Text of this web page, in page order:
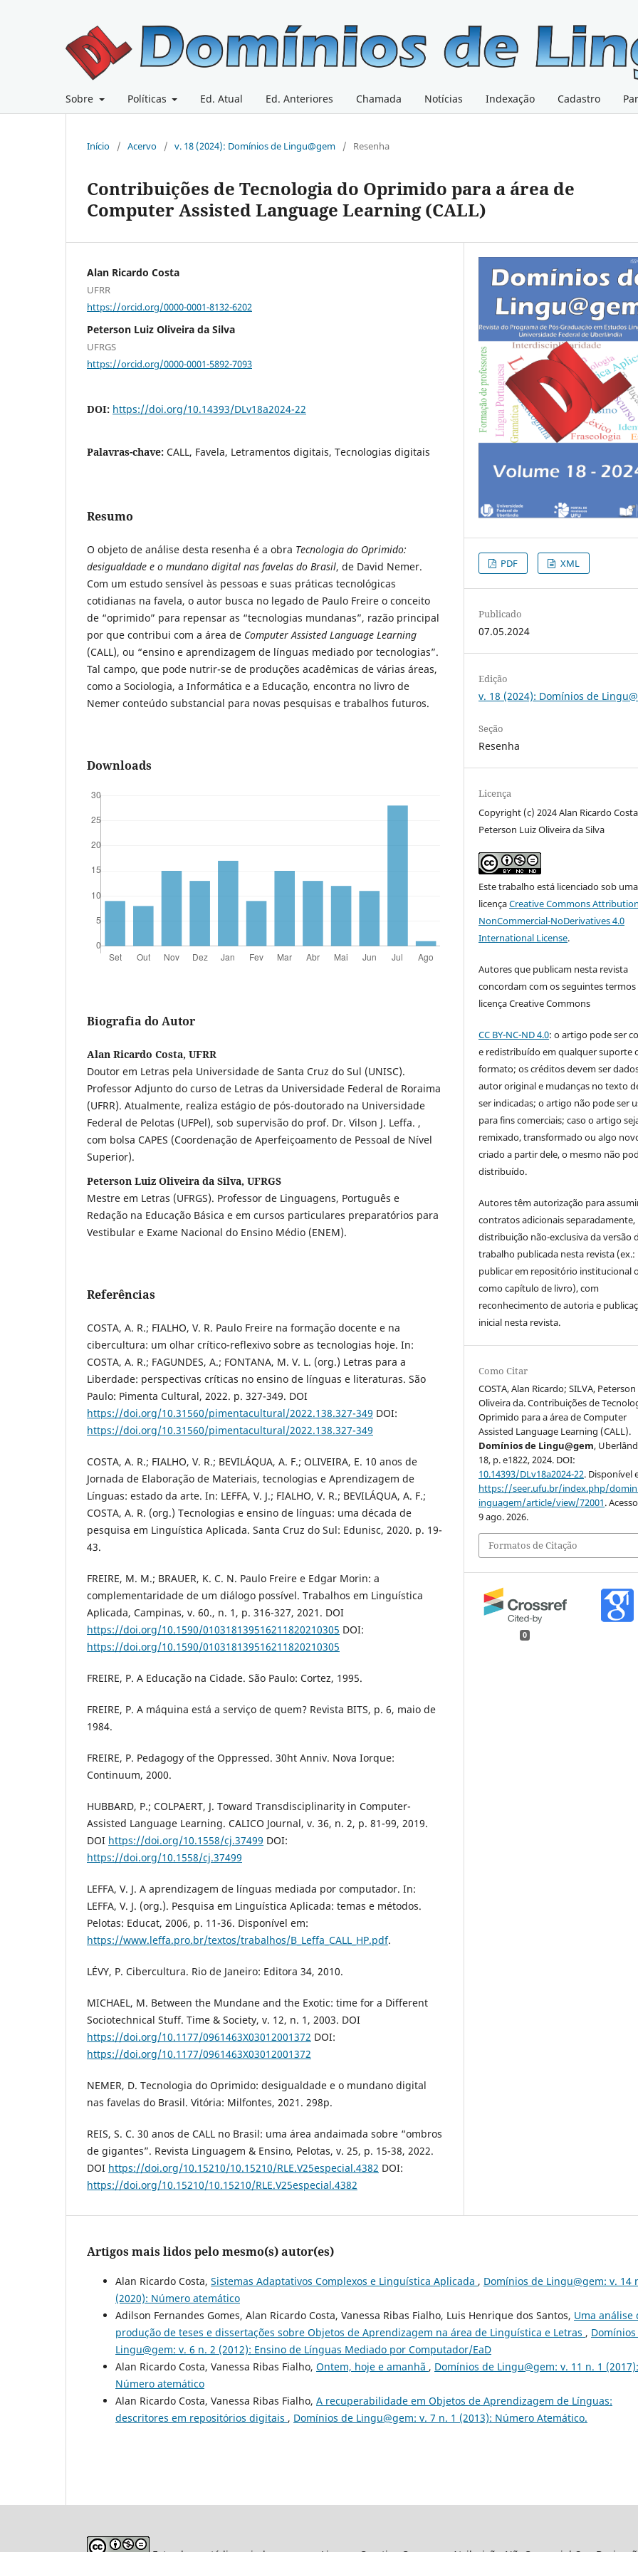
Sobre Políticas Ed. Atual Ed. Anteriores Chamada Notícias Indexação Cadastro
Início / Acervo / v. 18 (2024): Domínios de Lingu@gem / Resenha
Contribuições de Tecnologia do Oprimido para a área de
Computer Assisted Language Learning (CALL)
Alan Ricardo Costa
UFRR
https://orcid.org/0000-0001-8132-6202
Peterson Luiz Oliveira da Silva
UFRGS
https://orcid.org/0000-0001-5892-7093
DOI: https://doi.org/10.14393/DLv18a2024-22
Palavras-chave: CALL, Favela, Letramentos digitais, Tecnologias digitais
Resumo
O objeto de análise desta resenha é a obra Tecnologia do Oprimido:
desigualdade e o mundano digital nas favelas do Brasil, de David Nemer.
Com um estudo sensível às pessoas e suas práticas tecnológicas
cotidianas na favela, o autor busca no legado de Paulo Freire o conceito
de “oprimido” para repensar as “tecnologias mundanas”, razão principal
por que contribui com a área de Computer Assisted Language Learning
(CALL), ou “ensino e aprendizagem de línguas mediado por tecnologias”.
Tal campo, que pode nutrir-se de produções acadêmicas de várias áreas,
como a Sociologia, a Informática e a Educação, encontra no livro de
Nemer conteúdo substancial para novas pesquisas e trabalhos futuros.
Downloads
Biografia do Autor
Alan Ricardo Costa, UFRR
Doutor em Letras pela Universidade de Santa Cruz do Sul (UNISC).
Professor Adjunto do curso de Letras da Universidade Federal de Roraima
(UFRR). Atualmente, realiza estágio de pós-doutorado na Universidade
Federal de Pelotas (UFPel), sob supervisão do prof. Dr. Vilson J. Leffa. ,
com bolsa CAPES (Coordenação de Aperfeiçoamento de Pessoal de Nível
Superior).
Peterson Luiz Oliveira da Silva, UFRGS
Mestre em Letras (UFRGS). Professor de Linguagens, Português e
Redação na Educação Básica e em cursos particulares preparatórios para
Vestibular e Exame Nacional do Ensino Médio (ENEM).
Referências
COSTA, A. R.; FIALHO, V. R. Paulo Freire na formação docente e na
cibercultura: um olhar crítico-reflexivo sobre as tecnologias hoje. In:
COSTA, A. R.; FAGUNDES, A.; FONTANA, M. V. L. (org.) Letras para a
Liberdade: perspectivas críticas no ensino de línguas e literaturas. São
Paulo: Pimenta Cultural, 2022. p. 327-349. DOI
https://doi.org/10.31560/pimentacultural/2022.138.327-349 DOI:
https://doi.org/10.31560/pimentacultural/2022.138.327-349
COSTA, A. R.; FIALHO, V. R.; BEVILÁQUA, A. F.; OLIVEIRA, E. 10 anos de
Jornada de Elaboração de Materiais, tecnologias e Aprendizagem de
Línguas: estado da arte. In: LEFFA, V. J.; FIALHO, V. R.; BEVILÁQUA, A. F.;
COSTA, A. R. (org.) Tecnologias e ensino de línguas: uma década de
pesquisa em Linguística Aplicada. Santa Cruz do Sul: Edunisc, 2020. p. 19-
43.
FREIRE, M. M.; BRAUER, K. C. N. Paulo Freire e Edgar Morin: a
complementaridade de um diálogo possível. Trabalhos em Linguística
Aplicada, Campinas, v. 60., n. 1, p. 316-327, 2021. DOI
https://doi.org/10.1590/010318139516211820210305 DOI:
https://doi.org/10.1590/010318139516211820210305
FREIRE, P. A Educação na Cidade. São Paulo: Cortez, 1995.
FREIRE, P. A máquina está a serviço de quem? Revista BITS, p. 6, maio de
1984.
FREIRE, P. Pedagogy of the Oppressed. 30ht Anniv. Nova Iorque:
Continuum, 2000.
HUBBARD, P.; COLPAERT, J. Toward Transdisciplinarity in Computer-
Assisted Language Learning. CALICO Journal, v. 36, n. 2, p. 81-99, 2019.
DOI https://doi.org/10.1558/cj.37499 DOI:
https://doi.org/10.1558/cj.37499
LEFFA, V. J. A aprendizagem de línguas mediada por computador. In:
LEFFA, V. J. (org.). Pesquisa em Linguística Aplicada: temas e métodos.
Pelotas: Educat, 2006, p. 11-36. Disponível em:
https://www.leffa.pro.br/textos/trabalhos/B_Leffa_CALL_HP.pdf.
LÉVY, P. Cibercultura. Rio de Janeiro: Editora 34, 2010.
MICHAEL, M. Between the Mundane and the Exotic: time for a Different
Sociotechnical Stuff. Time & Society, v. 12, n. 1, 2003. DOI
https://doi.org/10.1177/0961463X03012001372 DOI:
https://doi.org/10.1177/0961463X03012001372
NEMER, D. Tecnologia do Oprimido: desigualdade e o mundano digital
nas favelas do Brasil. Vitória: Milfontes, 2021. 298p.
REIS, S. C. 30 anos de CALL no Brasil: uma área andaimada sobre “ombros
de gigantes”. Revista Linguagem & Ensino, Pelotas, v. 25, p. 15-38, 2022.
DOI https://doi.org/10.15210/10.15210/RLE.V25especial.4382 DOI:
https://doi.org/10.15210/10.15210/RLE.V25especial.4382
PDF XML
Publicado
07.05.2024
Edição
v. 18 (2024): Domínios de
Seção
Resenha
Licença
Copyright (c) 2024 Alan Ricardo
Peterson Luiz Oliveira da Silva
Este trabalho está licenciado sob uma
licençaCreative Commons
NonCommercial-NoDerivatives 4.0
International License.
Autores que publicam nesta revista
concordam com os seguintes termos
licença Creative Commons
CC BY-NC-ND 4.0: o artigo pode ser
e redistribuído em qualquer suporte
formato; os créditos devem ser
autor original e mudanças no texto
ser indicadas; o artigo não pode ser
para fins comerciais; caso o artigo
remixado, transformado ou algo
criado a partir dele, o mesmo não
distribuído.
Autores têm autorização para
contratos adicionais separadamente,
distribuição não-exclusiva da versão
trabalho publicada nesta revista (ex.:
publicar em repositório institucional
como capítulo de livro), com
reconhecimento de autoria e
inicial nesta revista.
Como Citar
COSTA, Alan Ricardo; SILVA,
Oliveira da. Contribuições de
Oprimido para a área de Computer
Assisted Language Learning (CALL).
Domínios de Lingu@gem,
18, p. e1822, 2024. DOI:
10.14393/DLv18a2024-22. Disponível
https://seer.ufu.br/index.php/
inguagem/article/view/72001.
9 ago. 2026.
Formatos de Citação
0
Artigos mais lidos pelo mesmo(s) autor(es)
Alan Ricardo Costa, Sistemas Adaptativos Complexos e Linguística Aplicada , Domínios de Lingu@gem: v. 14
(2020): Número atemático
Adilson Fernandes Gomes, Alan Ricardo Costa, Vanessa Ribas Fialho, Luis Henrique dos Santos, Uma análise
produção de teses e dissertações sobre Objetos de Aprendizagem na área de Linguística e Letras ,
Lingu@gem: v. 6 n. 2 (2012): Ensino de Línguas Mediado por Computador/EaD
Alan Ricardo Costa, Vanessa Ribas Fialho, Ontem, hoje e amanhã , Domínios de Lingu@gem: v. 11 n. 1 (2017):
Número atemático
Alan Ricardo Costa, Vanessa Ribas Fialho, A recuperabilidade em Objetos de Aprendizagem de Línguas:
descritores em repositórios digitais , Domínios de Lingu@gem: v. 7 n. 1 (2013): Número Atemático.